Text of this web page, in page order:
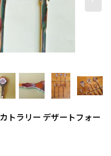
トラリー デザートフォー